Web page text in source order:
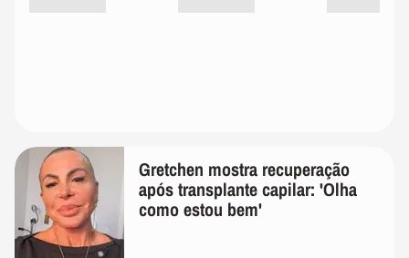
Gretchen mostra recuperação
após transplante capilar: 'Olha
como estou bem'